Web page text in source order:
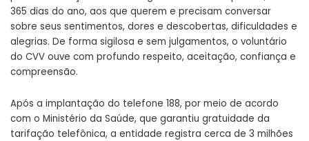
365 dias do ano, aos que querem e precisam conversar
sobre seus sentimentos, dores e descobertas, dificuldades e
alegrias. De forma sigilosa e sem julgamentos, o voluntário
do CVV ouve com profundo respeito, aceitação, confiança e
compreensão.
Após a implantação do telefone 188, por meio de acordo
com o Ministério da Saúde, que garantiu gratuidade da
tarifação telefônica, a entidade registra cerca de 3 milhões